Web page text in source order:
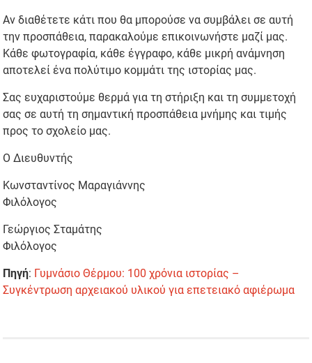
Αν διαθέτετε κάτι που θα μπορούσε να συμβάλει σε αυτή
την προσπάθεια, παρακαλούμε επικοινωνήστε μαζί μας.
Κάθε φωτογραφία, κάθε έγγραφο, κάθε μικρή ανάμνηση
αποτελεί ένα πολύτιμο κομμάτι της ιστορίας μας.
Σας ευχαριστούμε θερμά για τη στήριξη και τη συμμετοχή
σας σε αυτή τη σημαντική προσπάθεια μνήμης και τιμής
προς το σχολείο μας.
Ο Διευθυντής
Κωνσταντίνος Μαραγιάννης
Φιλόλογος
Γεώργιος Σταμάτης
Φιλόλογος
Πηγή: Γυμνάσιο Θέρμου: 100 χρόνια ιστορίας –
Συγκέντρωση αρχειακού υλικού για επετειακό αφιέρωμα